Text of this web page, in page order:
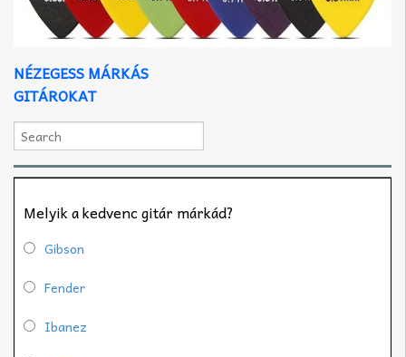
NÉZEGESS MÁRKÁS
GITÁROKAT
Melyik a kedvenc gitár márkád?
Gibson
Fender
Ibanez